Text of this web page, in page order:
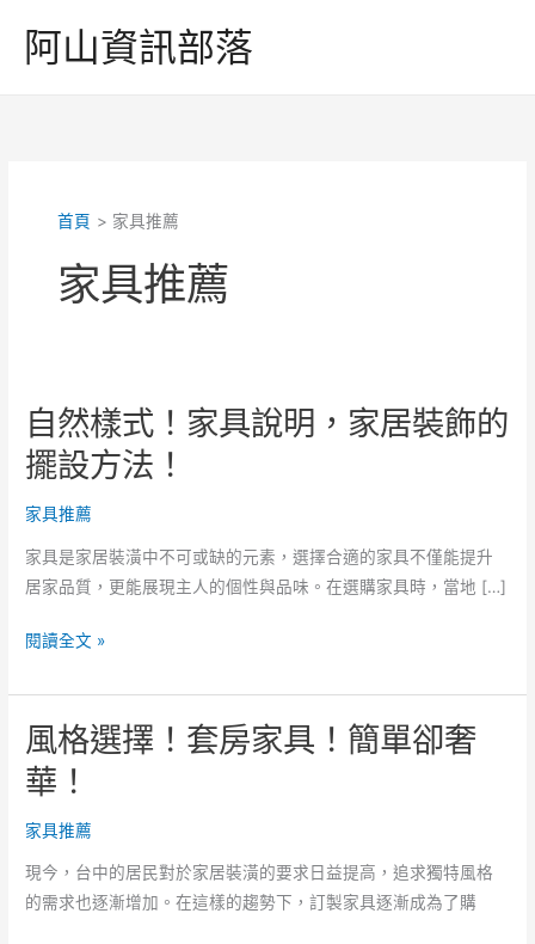
阿山資訊部落
首頁 家具推薦
家具推薦
自然樣式！家具說明，家居裝飾的
擺設方法！
家具推薦
家具是家居裝潢中不可或缺的元素，選擇合適的家具不僅能提升
居家品質，更能展現主人的個性與品味。在選購家具時，當地 […]
自
樣
式！
家
具
說
家
居
閱讀全文 »
風格選擇！套房家具！簡單卻奢
華！
家具推薦
現今，台中的居民對於家居裝潢的要求日益提高，追求獨特風格
的需求也逐漸增加。在這樣的趨勢下，訂製家具逐漸成為了購